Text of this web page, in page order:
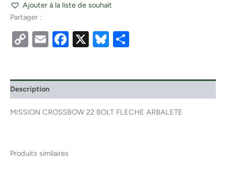
Ajouter à la liste de souhait
Partager :
CopyEmailFacebook
X Bluesky
Description
MISSION CROSSBOW 22 BOLT FLECHE ARBALETE
Produits similaires